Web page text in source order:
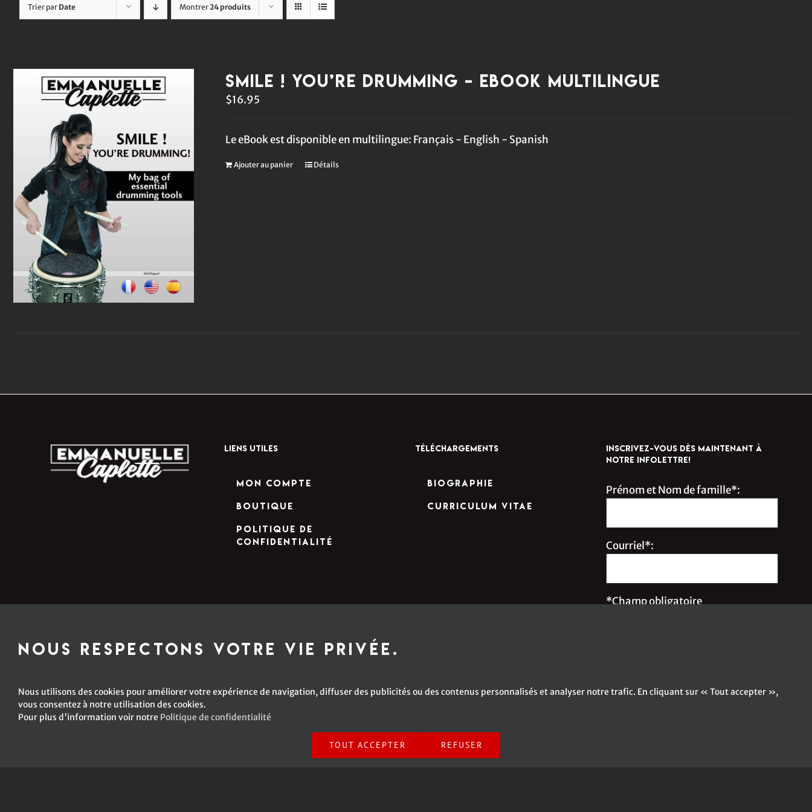
Trier par Date Montrer24 produits
Smile ! You’re Drumming – eBook multilingue
$16.95
Le eBook est disponible en multilingue: Français - English - Spanish
Ajouter au panier Détails
LIENS UTILES
Mon compte
Boutique
Politique de
confidentialité
TÉLÉCHARGEMENTS
Biographie
Curriculum Vitae
INSCRIVEZ-VOUS DÈS MAINTENANT À
NOTRE INFOLETTRE!
Prénom et Nom de famille*:
Courriel*:
*Champ obligatoire
2026 Emmanuelle Caplette | All Rights Reserved | A Web Site bySV2 Marketing inc.
Nous respectons votre vie privée.
Nous utilisons des cookies pour améliorer votre expérience de navigation, diffuser des publicités ou des contenus personnalisés et analyser notre trafic. En cliquant sur « Tout accepter »,
vous consentez à notre utilisation des cookies.
Pour plus d'information voir notre Politique de confidentialité
TOUT ACCEPTER REFUSER